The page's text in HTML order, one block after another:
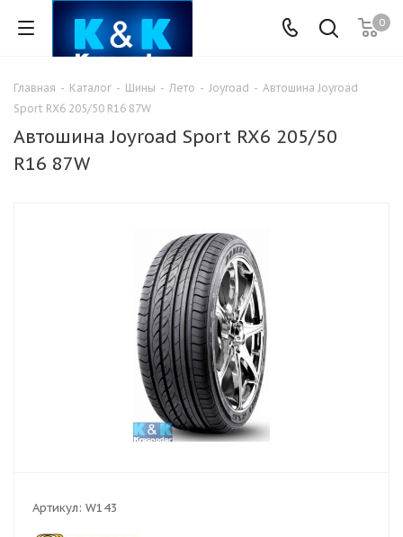
0
Главная - Каталог - Шины - Лето - Joyroad - Автошина Joyroad
Sport RX6 205/50 R16 87W
Автошина Joyroad Sport RX6 205/50
R16 87W
Артикул: W143